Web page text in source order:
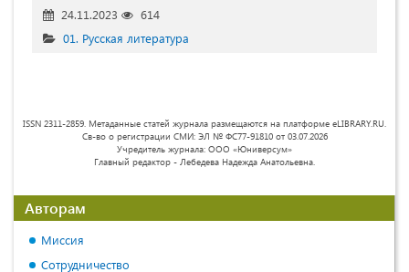
24.11.2023
614
01. Русская литература
ISSN 2311-2859. Метаданные статей журнала размещаются на платформе eLIBRARY.RU.
Св-во о регистрации СМИ: ЭЛ № ФС77-91810 от 03.07.2026
Учредитель журнала: ООО «Юниверсум»
Главный редактор - Лебедева Надежда Анатольевна.
Авторам
Миссия
Сотрудничество